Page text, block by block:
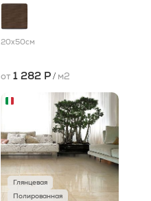
20x50см
от 1 282 Р/ м2
Глянцевая
Полированная